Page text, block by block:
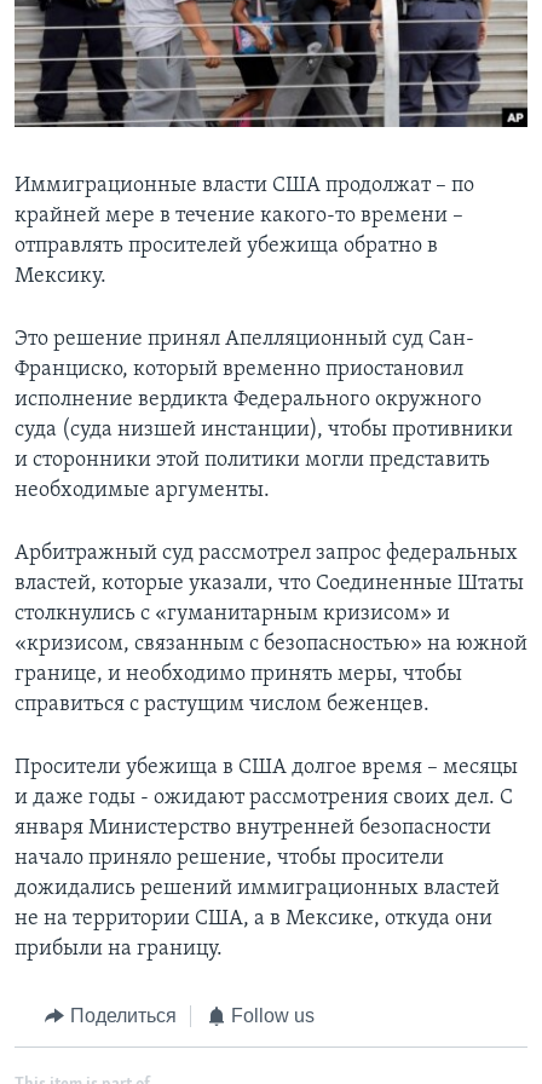
Learning English
СОЦИАЛЬНЫЕ СЕТИ
Языки
Иммиграционные власти США продолжат – по
крайней мере в течение какого-то времени –
отправлять просителей убежища обратно в
Мексику.
Это решение принял Апелляционный суд Сан-
Франциско, который временно приостановил
исполнение вердикта Федерального окружного
суда (суда низшей инстанции), чтобы противники
и сторонники этой политики могли представить
необходимые аргументы.
Арбитражный суд рассмотрел запрос федеральных
властей, которые указали, что Соединенные Штаты
столкнулись с «гуманитарным кризисом» и
«кризисом, связанным с безопасностью» на южной
границе, и необходимо принять меры, чтобы
справиться с растущим числом беженцев.
Просители убежища в США долгое время – месяцы
и даже годы - ожидают рассмотрения своих дел. С
января Министерство внутренней безопасности
начало приняло решение, чтобы просители
дожидались решений иммиграционных властей
не на территории США, а в Мексике, откуда они
прибыли на границу.
Поделиться Follow us